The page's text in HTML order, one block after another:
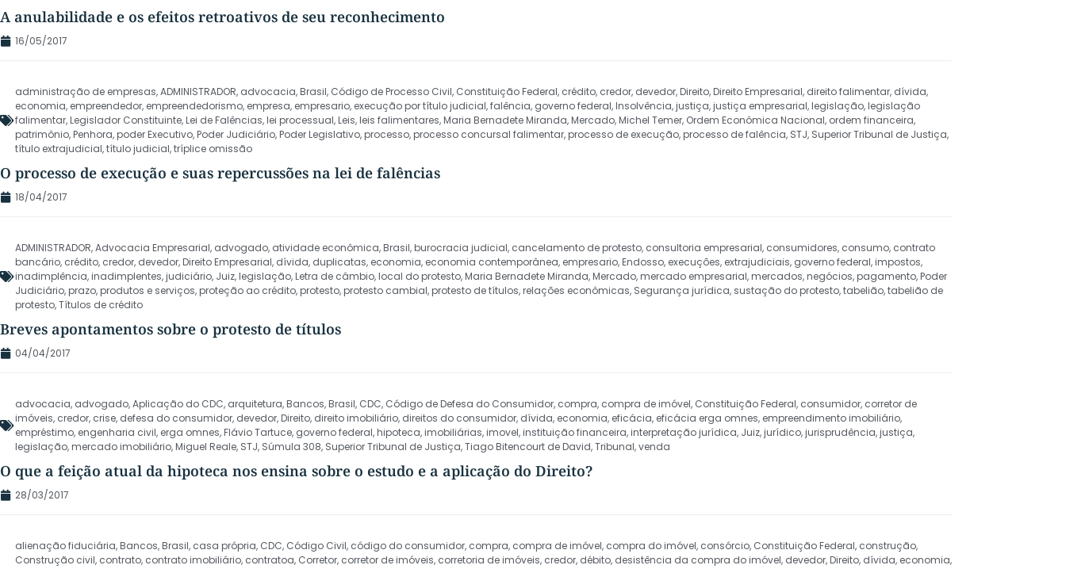
A anulabilidade e os efeitos retroativos de seu reconhecimento
16/05/2017
administração de empresas,ADMINISTRADOR, advocacia,Brasil, Código de Processo Civil, Constituição Federal, crédito, credor, devedor,Direito,Direito Empresarial, direito falimentar, dívida,
economia, empreendedor, empreendedorismo, empresa, empresario, execução por título judicial,falência, governo federal,Insolvência,justiça,justiça empresarial,legislação,legislação
falimentar,Legislador Constituinte,Lei de Falências,lei processual,Leis,leis falimentares,Maria Bernadete Miranda,Mercado,Michel Temer, Ordem Econômica Nacional, ordem financeira,
patrimônio,Penhora,poder Executivo,Poder Judiciário,Poder Legislativo,processo,processo concursal falimentar,processo de execução,processo de falência, STJ, Superior Tribunal de Justiça,
título extrajudicial,título judicial,tríplice omissão
O processo de execução e suas repercussões na lei de falências
18/04/2017
ADMINISTRADOR,Advocacia Empresarial, advogado, atividade econômica,Brasil,burocracia judicial, cancelamento de protesto, consultoria empresarial, consumidores, consumo, contrato
bancário, crédito, credor, devedor,Direito Empresarial, dívida, duplicatas, economia, economia contemporânea, empresario,Endosso, execuções, extrajudiciais, governo federal,impostos,
inadimplência,inadimplentes,judiciário, Juiz,legislação,Letra de câmbio,local do protesto,Maria Bernadete Miranda,Mercado,mercado empresarial,mercados,negócios,pagamento,Poder
Judiciário,prazo,produtos e serviços,proteção ao crédito,protesto,protesto cambial,protesto de títulos,relações econômicas, Segurança jurídica, sustação do protesto,tabelião,tabelião de
protesto,Títulos de crédito
Breves apontamentos sobre o protesto de títulos
04/04/2017
advocacia, advogado,Aplicação do CDC, arquitetura,Bancos,Brasil, CDC, Código de Defesa do Consumidor, compra, compra de imóvel, Constituição Federal, consumidor, corretor de
imóveis, credor, crise, defesa do consumidor, devedor,Direito, direito imobiliário, direitos do consumidor, dívida, economia, eficácia, eficácia erga omnes, empreendimento imobiliário,
empréstimo, engenharia civil, erga omnes,Flávio Tartuce, governo federal,hipoteca,imobiliárias,imovel,instituição financeira,interpretação jurídica, Juiz,jurídico,jurisprudência,justiça,
legislação,mercado imobiliário,Miguel Reale, STJ, Súmula 308, Superior Tribunal de Justiça,Tiago Bitencourt de David,Tribunal,venda
O que a feição atual da hipoteca nos ensina sobre o estudo e a aplicação do Direito?
28/03/2017
alienação fiduciária,Bancos,Brasil, casa própria, CDC, Código Civil, código do consumidor, compra, compra de imóvel, compra do imóvel, consórcio, Constituição Federal, construção,
Construção civil, contrato, contrato imobiliário, contratoa, Corretor, corretor de imóveis, corretoria de imóveis, credor, débito, desistência da compra do imóvel, devedor,Direito, dívida, economia,